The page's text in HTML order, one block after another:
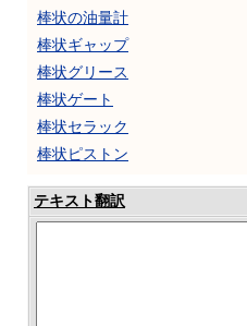
棒状の油量計
棒状ギャップ
棒状グリース
棒状ゲート
棒状セラック
棒状ピストン
テキスト翻訳